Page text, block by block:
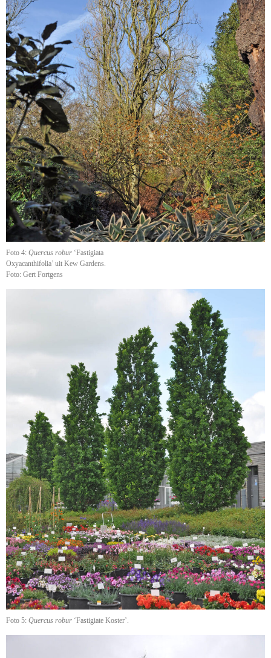
Foto 4: Quercus robur ‘Fastigiata
Oxyacanthifolia’ uit Kew Gardens.
Foto: Gert Fortgens
Foto 5: Quercus robur ‘Fastigiate Koster’.